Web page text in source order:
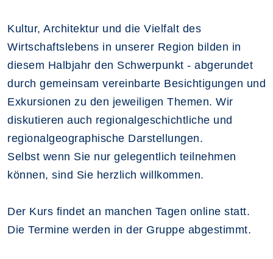
Kultur, Architektur und die Vielfalt des
Wirtschaftslebens in unserer Region bilden in
diesem Halbjahr den Schwerpunkt - abgerundet
durch gemeinsam vereinbarte Besichtigungen und
Exkursionen zu den jeweiligen Themen. Wir
diskutieren auch regionalgeschichtliche und
regionalgeographische Darstellungen.
Selbst wenn Sie nur gelegentlich teilnehmen
können, sind Sie herzlich willkommen.
Der Kurs findet an manchen Tagen online statt.
Die Termine werden in der Gruppe abgestimmt.